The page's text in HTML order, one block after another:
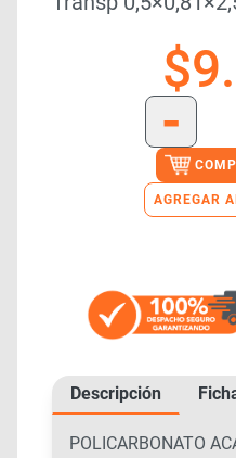
$
-
AGREGAR
Descripción
POLICARBONATO